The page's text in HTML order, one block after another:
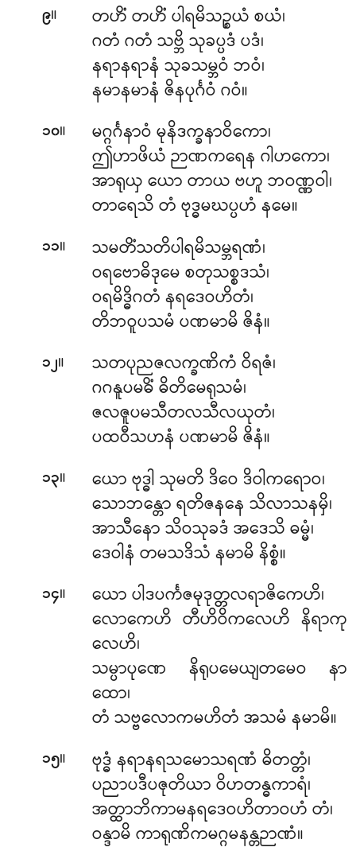
၉။
တဟိံ တဟိံ ပါရမိသဉ္စယံ စယံ၊
ဂတံ ဂတံ သဗ္ဘိ သုခပ္ပဒံ ပဒံ၊
နရာနရာနံ သုခသမ္ဘဝံ ဘဝံ၊
နမာနမာနံ ဇိနပုင်္ဂဝံ ဂဝံ။
၁၀။
မဂ္ဂင်္ဂနာဝံ မုနိဒက္ခနာဝိကော၊
ဤဟာဖိယံ ဉာဏကရေန ဂါဟကော၊
အာရုယှ ယော တာယ ဗဟူ ဘဝဏ္ဏဝါ၊
တာရေသိ တံ ဗုဒ္ဓမဃပ္ပဟံ နမေ။
၁၁။
သမတိံသတိပါရမိသမ္ဘရဏံ၊
ဝရဗောဓိဒုမေ စတုသစ္စဒသံ၊
ဝရမိဒ္ဓိဂတံ နရဒေဝဟိတံ၊
တိဘဝူပသမံ ပဏမာမိ ဇိနံ။
၁၂။
သတပုညဇလက္ခဏိကံ ဝိရဇံ၊
ဂဂနူပမဓိံ ဓိတိမေရုသမံ၊
ဇလဇူပမသီတလသီလယုတံ၊
ပထဝီသဟနံ ပဏမာမိ ဇိနံ။
၁၃။ ယောဗုဒ္ဓါ သုမတိ ဒိဝေ ဒိဝါကရောဝ၊
သောဘန္တော ရတိဇနနေ သိလာသနမှိ၊
အာသီနော သိဝသုခဒံ အဒေသိ ဓမ္မံ၊
ဒေဝါနံ တမသဒိသံ နမာမိ နိစ္စံ။
၁၄။
ယော ပါဒပင်္ကဇမုဒုတ္တလရာဇိကေဟိ၊
လောကေဟိ တီဟိဝိကလေဟိ နိရာကု
လေဟိ၊
သမ္ပာပုဏေ နိရုပမေယျတမေဝ နာ
ထော၊
တံ သဗ္ဗလောကမဟိတံ အသမံ နမာမိ။
၁၅။
ဗုဒ္ဓံ နရာနရသမောသရဏံ ဓိတတ္တံ၊
ပညာပဒီပဇုတိယာ ဝိဟတန္ဓကာရံ၊
အတ္ထာဘိကာမနရဒေဝဟိတာဝဟံ တံ၊
ဝန္ဒာမိ ကာရုဏိကမဂ္ဂမနန္တဉာဏံ။